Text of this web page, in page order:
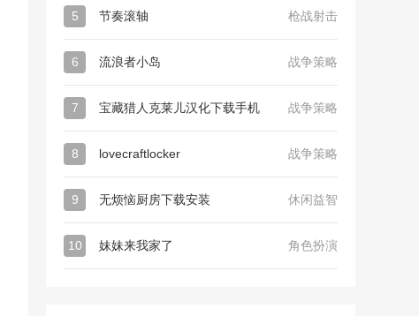
5 节奏滚轴 枪战射击
6 流浪者小岛 战争策略
7 宝藏猎人克莱儿汉化下载手机 战争策略
8 lovecraftlocker 战争策略
9 无烦恼厨房下载安装 休闲益智
10 妹妹来我家了 角色扮演